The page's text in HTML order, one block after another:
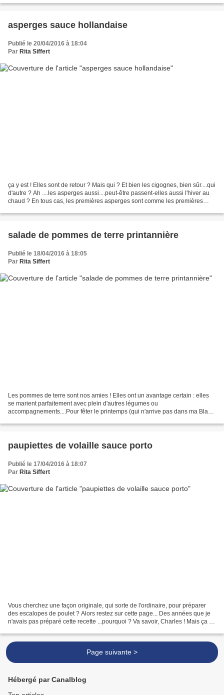
asperges sauce hollandaise
Publié le 20/04/2016 à 18:04
Par Rita Siffert
ça y est ! Elles sont de retour ? Mais qui ? Et bien les cigognes, bien sûr....qui
d'autre ? Ah ....les asperges aussi....peut-être passent-elles aussi l'hiver au
chaud ? En tous cas, les premières asperges sont comme les premières
salade de pommes de terre printannière
Publié le 18/04/2016 à 18:05
Par Rita Siffert
Les pommes de terre sont nos amies ! Elles ont un avantage certain : elles
se marient parfaitement avec plein d'autres légumes ou
accompagnements....Pour fêter le printemps (qui n'arrive pas dans ma Black
paupiettes de volaille sauce porto
Publié le 17/04/2016 à 18:07
Par Rita Siffert
Vous cherchez une façon originale, qui sorte de l'ordinaire, pour préparer
des escalopes de poulet ? Alors restez sur cette page... Des années que je
n'avais pas préparé cette recette ...pourquoi ? Va savoir, Charles ! Mais ça y
Page suivante >
Hébergé par Canalblog